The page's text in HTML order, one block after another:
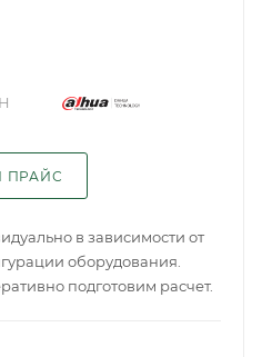
ПРАЙС
в зависимости от
оборудования.
подготовим расчет.